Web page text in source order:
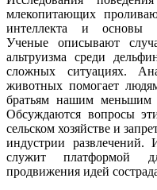
млекопитающих
интеллекта и основы
Ученые описывают
альтруизма среди
сложных ситуациях.
животных помогает
братьям нашим меньшим
Обсуждаются вопросы
сельском хозяйстве и
индустрии
служит платформой
продвижения идей